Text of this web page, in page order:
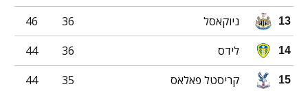
13 ניוקאסל 36
46
14 לידס 36
44
15 קריסטל פאלאס 35
44